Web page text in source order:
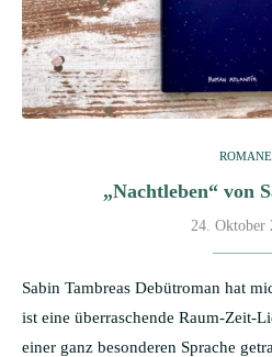
ROMANE
„Nachtleben“ von
24. Oktober
Sabin Tambreas Debütroman hat
ist eine überraschende Raum-Zeit-
einer ganz besonderen Sprache